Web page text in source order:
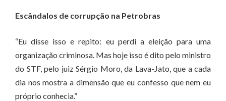
Escândalos de corrupção na Petrobras
“Eu disse isso e repito: eu perdi a eleição para uma
organização criminosa. Mas hoje isso é dito pelo ministro
do STF, pelo juiz Sérgio Moro, da Lava-Jato, que a cada
dia nos mostra a dimensão que eu confesso que nem eu
próprio conhecia.”